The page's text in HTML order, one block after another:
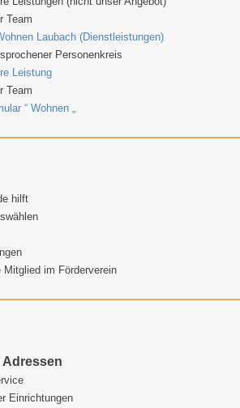
Team
Laubach (Dienstleistungen)
Personenkreis
Leistung
Team
“ Wohnen „
hilft
Mitglied im Förderverein
Einrichtungen